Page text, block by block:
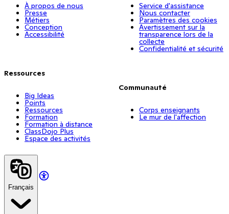
À propos de nous
Presse
Métiers
Conception
Accessibilité
Ressources
Big Ideas
Points
Ressources
Formation
Formation à distance
ClassDojo Plus
Espace des activités
Service d'assistance
Nous contacter
Paramètres des cookies
Avertissement sur la
transparence lors de la
collecte
Confidentialité et sécurité
Communauté
Corps enseignants
Le mur de l'affection
Français